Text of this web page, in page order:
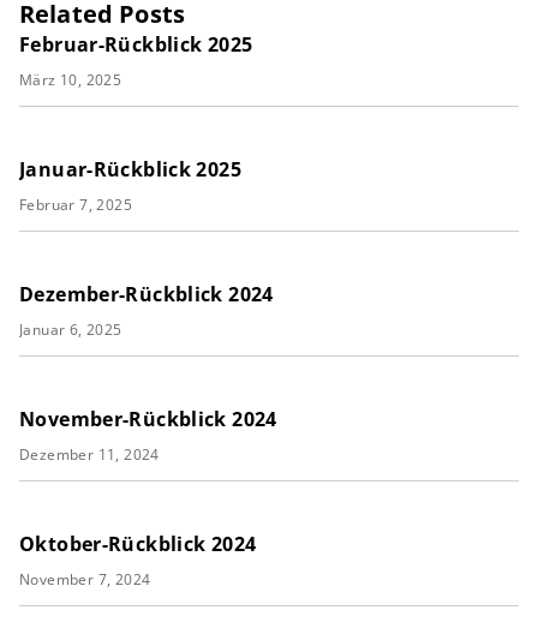
Related Posts
Februar-Rückblick 2025
März 10, 2025
Januar-Rückblick 2025
Februar 7, 2025
Dezember-Rückblick 2024
Januar 6, 2025
November-Rückblick 2024
Dezember 11, 2024
Oktober-Rückblick 2024
November 7, 2024